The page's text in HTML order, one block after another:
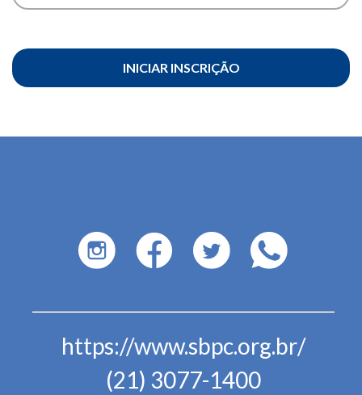
INICIAR INSCRIÇÃO
https://www.sbpc.org.br/
(21) 3077-1400